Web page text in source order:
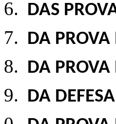
DAS
DA PROVA
DA PROVA
DA